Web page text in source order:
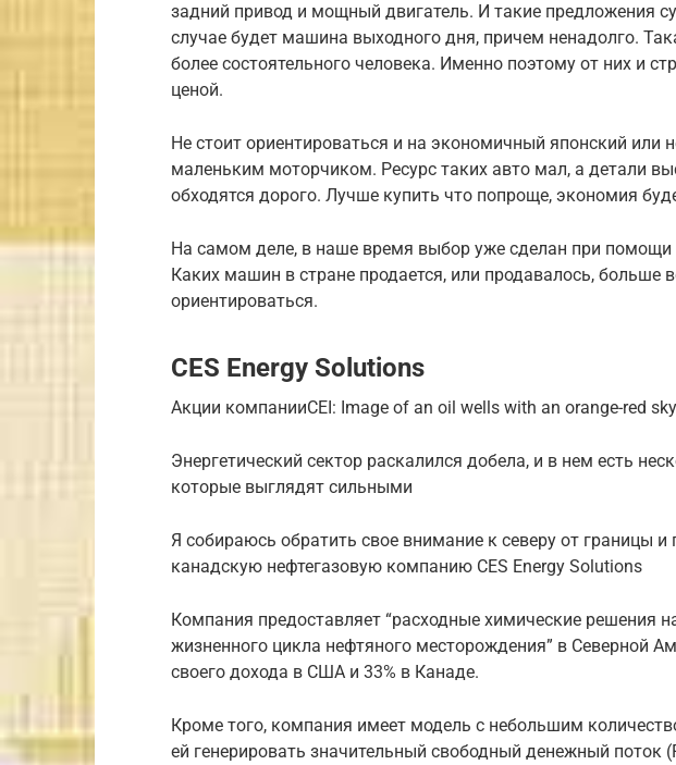
задний привод и мощный двигатель. И такие предложения
случае будет машина выходного дня, причем ненадолго.
более состоятельного человека. Именно поэтому от них и
ценой.
Не стоит ориентироваться и на экономичный японский или
маленьким моторчиком. Ресурс таких авто мал, а детали
обходятся дорого. Лучше купить что попроще, экономия
На самом деле, в наше время выбор уже сделан при помощи
Каких машин в стране продается, или продавалось, больше
ориентироваться.
CES Energy Solutions
Акции компанииCEI: Image of an oil wells with an orange-red
Энергетический сектор раскалился добела, и в нем есть
которые выглядят сильными
Я собираюсь обратить свое внимание к северу от границы и
канадскую нефтегазовую компанию CES Energy Solutions
Компания предоставляет “расходные химические решения
жизненного цикла нефтяного месторождения” в Северной
своего дохода в США и 33% в Канаде.
Кроме того, компания имеет модель с небольшим
ей генерировать значительный свободный денежный поток